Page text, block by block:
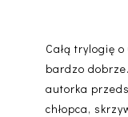
Całą trylogię
bardzo
autorka
chłopca,